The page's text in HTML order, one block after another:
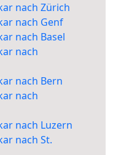
nach Zürich
nach Genf
nach Basel
nach
nach Bern
nach
nach Luzern
nach St.